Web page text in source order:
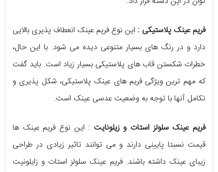
فریم عینک پلاستیکی : این نوع فریم عینک انعطاف پذیری بالایی
دارد و در رنگ های بسیار متنوعی دیده می شود. با این حال،
خطرات شکستن قاب های پلاستیکی بسیار زیاد است. باید گفت
که مهم ترین ویژگی فریم های عینک پلاستیکی، شکل پذیری و
تکامل آنها با توجه به وضعیت عدسی عینک است.
فریم عینک سلولز استات و زیلونایت : این نوع فریم عینک ها
قیمت نسبتا پایینی دارند و می توانند تاثیر زیادی در طراحی
زیبای عینک داشته باشند. فریم عینک سلولز استات و زایلونیت